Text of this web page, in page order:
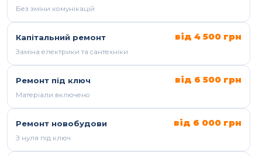
Без зміни комунікацій
Капітальний ремонт від 4 500 грн
Заміна електрики та сантехніки
Ремонт під ключ від 6 500 грн
Матеріали включено
Ремонт новобудови від 6 000 грн
З нуля під ключ